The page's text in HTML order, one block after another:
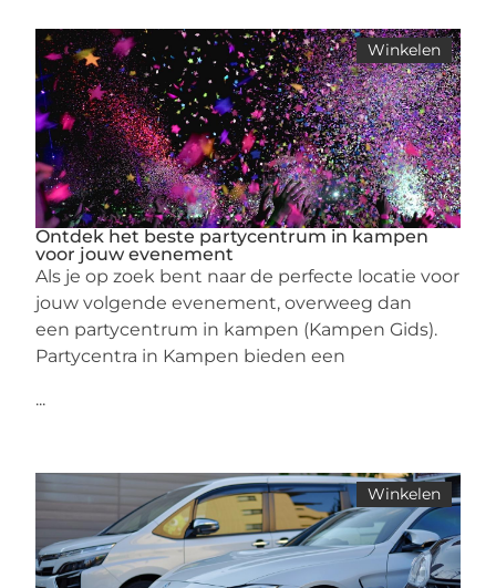
Winkelen
Ontdek het beste partycentrum in kampen
voor jouw evenement
Als je op zoek bent naar de perfecte locatie voor
jouw volgende evenement, overweeg dan
een partycentrum in kampen (Kampen Gids).
Partycentra in Kampen bieden een
...
Winkelen